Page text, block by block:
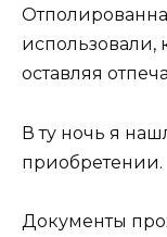
использовали,
оставляя
В ту ночь я
приобретении.
Документы